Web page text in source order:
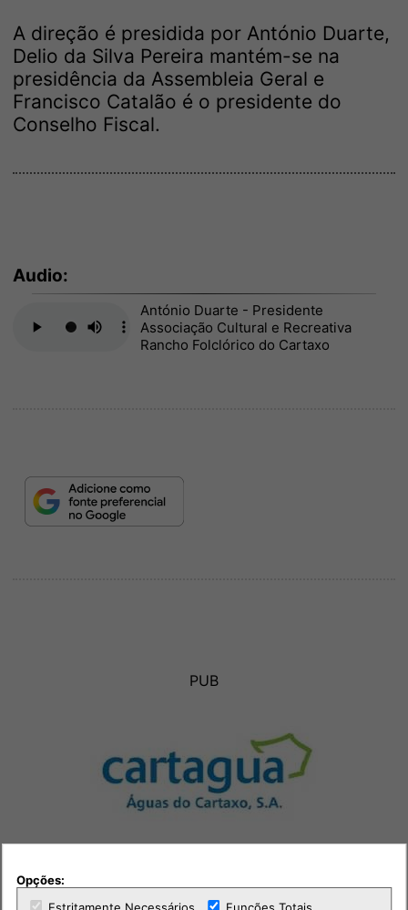
A direção é presidida por António Duarte,
Delio da Silva Pereira mantém-se na
presidência da Assembleia Geral e
Francisco Catalão é o presidente do
Conselho Fiscal.
Audio:
António Duarte - Presidente
Associação Cultural e Recreativa
Rancho Folclórico do Cartaxo
PUB
Opções:
Estritamente Necessários
Funções Totais